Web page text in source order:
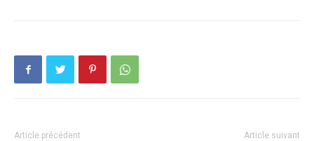
Article précédent Article suivant